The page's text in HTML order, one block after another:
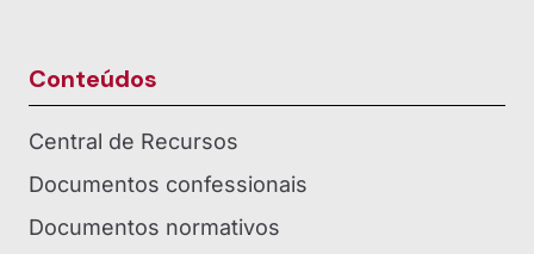
Conteúdos
Central de Recursos
Documentos confessionais
Documentos normativos